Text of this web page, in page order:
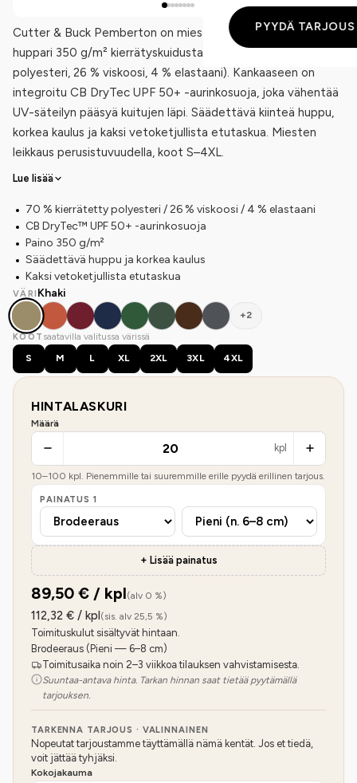
PYYDÄ TARJOUS
Cutter & Buck Pemberton on miesten vetoketjullinen
huppari 350 g/m² kierrätyskuidusta (70 % kierrätetty
polyesteri, 26 % viskoosi, 4 % elastaani). Kankaaseen on
integroitu CB DryTec UPF 50+ -aurinkosuoja, joka vähentää
UV-säteilyn pääsyä kuitujen läpi. Säädettävä kiinteä huppu,
korkea kaulus ja kaksi vetoketjullista etutaskua. Miesten
leikkaus perusistuvuudella, koot S–4XL.
Lue lisää
70 % kierrätetty polyesteri / 26 % viskoosi / 4 % elastaani
CB DryTec™ UPF 50+ -aurinkosuoja
Paino 350 g/m²
Säädettävä huppu ja korkea kaulus
Kaksi vetoketjullista etutaskua
VÄRI Khaki
+2
KOOT saatavilla valitussa värissä
S
M L XL 2XL 3XL 4XL
HINTALASKURI
Määrä
kpl
10–100 kpl. Pienemmille tai suuremmille erille pyydä erillinen tarjous.
PAINATUS 1
+ Lisää painatus
89,50 € / kpl(alv 0 %)
112,32 € / kpl(sis. alv 25,5 %)
Toimituskulut sisältyvät hintaan.
Brodeeraus (Pieni — 6–8 cm)
Toimitusaika noin 2–3 viikkoa tilauksen vahvistamisesta.
Suuntaa-antava hinta. Tarkan hinnan saat tietää pyytämällä
tarjouksen.
TARKENNA TARJOUS · VALINNAINEN
Nopeutat tarjoustamme täyttämällä nämä kentät. Jos et tiedä,
voit jättää tyhjäksi.
Kokojakauma